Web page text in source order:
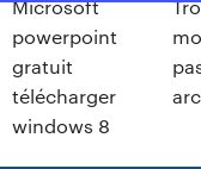
Microsoft
powerpoint
gratuit
télécharger
windows 8